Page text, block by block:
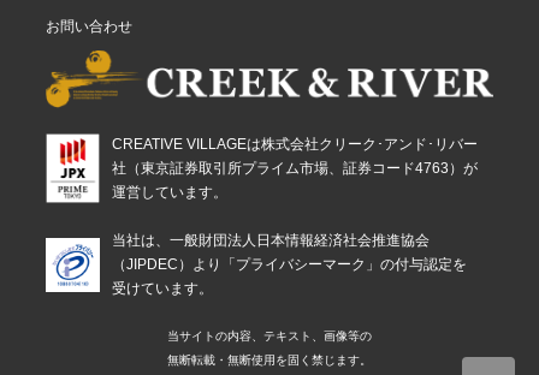
お問い合わせ
CREATIVE VILLAGEは株式会社クリーク･アンド･リバー
社（東京証券取引所プライム市場、証券コード4763）が
運営しています。
当社は、一般財団法人日本情報経済社会推進協会
（JIPDEC）より「プライバシーマーク」の付与認定を
受けています。
当サイトの内容、テキスト、画像等の
無断転載・無断使用を固く禁じます。